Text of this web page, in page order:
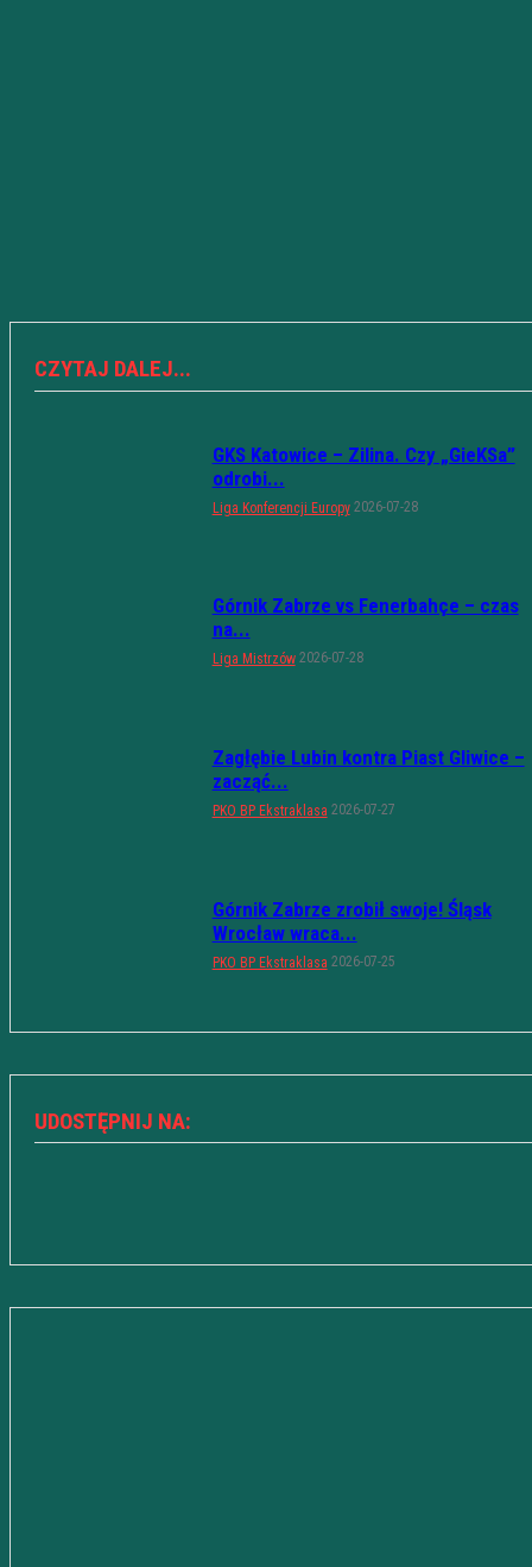
CZYTAJ DALEJ...
GKS Katowice – Zilina. Czy „GieKSa”
odrobi...
Liga Konferencji Europy 2026-07-28
Górnik Zabrze vs Fenerbahçe – czas
na...
Liga Mistrzów 2026-07-28
Zagłębie Lubin kontra Piast Gliwice –
zacząć...
PKO BP Ekstraklasa 2026-07-27
Górnik Zabrze zrobił swoje! Śląsk
Wrocław wraca...
PKO BP Ekstraklasa 2026-07-25
UDOSTĘPNIJ NA: